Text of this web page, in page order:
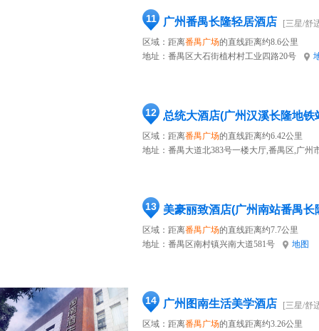
11 广州番禺长隆轻居酒店
[三星/舒
区域：距离番禺广场的直线距离约8.6公里
地址： 番禺区大石街植村村工业四路20号
12 总统大酒店(广州汉溪长隆地铁
区域：距离番禺广场的直线距离约6.42公里
地址： 番禺大道北383号一楼大厅,番禺区,广州
13 美豪丽致酒店(广州南站番禺长
区域：距离番禺广场的直线距离约7.7公里
地址： 番禺区南村镇兴南大道581号 地图
14 广州图南生活美学酒店
[三星/舒
区域：距离番禺广场的直线距离约3.26公里